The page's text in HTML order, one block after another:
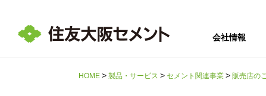
会社情報
HOME 製品・サービス セメント関連事業 販売店の